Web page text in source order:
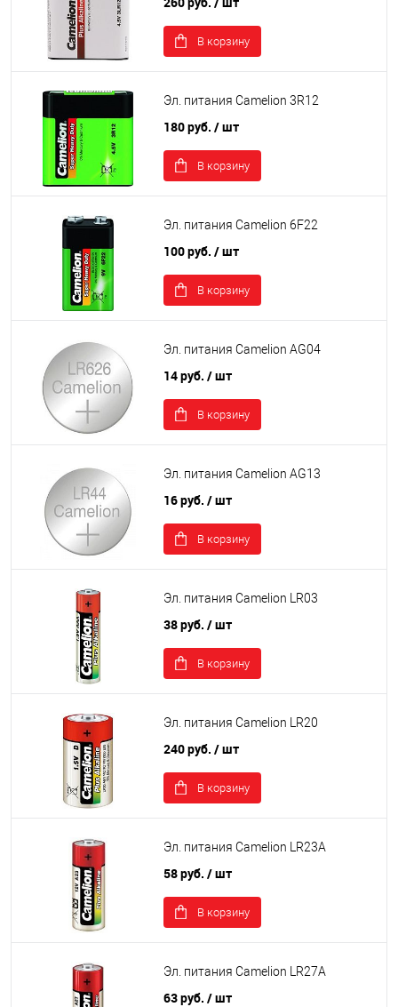
В корзину
Эл. питания Camelion 3R12
180 руб. / шт
В корзину
Эл. питания Camelion 6F22
100 руб. / шт
В корзину
Эл. питания Camelion AG04
14 руб. / шт
В корзину
Эл. питания Camelion AG13
16 руб. / шт
В корзину
Эл. питания Camelion LR03
38 руб. / шт
В корзину
Эл. питания Camelion LR20
240 руб. / шт
В корзину
Эл. питания Camelion LR23А
58 руб. / шт
В корзину
Эл. питания Camelion LR27А
63 руб. / шт